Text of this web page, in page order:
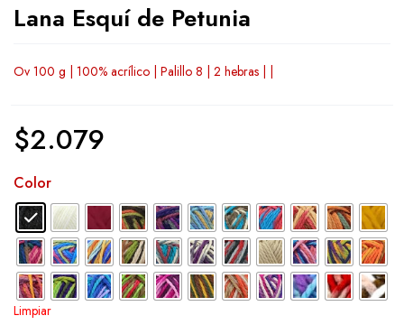
Lana Esquí de Petunia
Ov 100 g | 100% acrílico | Palillo 8 | 2 hebras | |
$2.079
Color
Limpiar